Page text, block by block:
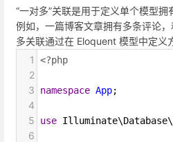
“一对多”关联是用于定义单个模型拥
例如，一篇博客文章拥有多条评论
多关联通过在 Eloquent 模型中定义
1
<?php
2
3
namespace App;
4
5
use
6